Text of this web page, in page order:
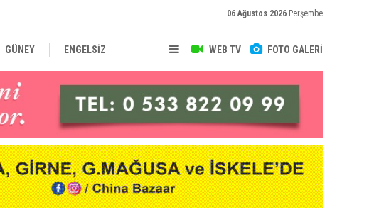
06 Ağustos 2026 Perşembe
WEB TV FOTO GALERİ
GÜNEY ENGELSİZ